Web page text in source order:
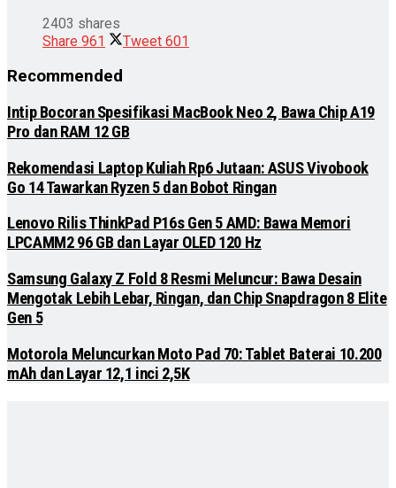
2403 shares
Share 961 Tweet 601
Recommended
Intip Bocoran Spesifikasi MacBook Neo 2, Bawa Chip A19
Pro dan RAM 12 GB
Rekomendasi Laptop Kuliah Rp6 Jutaan: ASUS Vivobook
Go 14 Tawarkan Ryzen 5 dan Bobot Ringan
Lenovo Rilis ThinkPad P16s Gen 5 AMD: Bawa Memori
LPCAMM2 96 GB dan Layar OLED 120 Hz
Samsung Galaxy Z Fold 8 Resmi Meluncur: Bawa Desain
Mengotak Lebih Lebar, Ringan, dan Chip Snapdragon 8 Elite
Gen 5
Motorola Meluncurkan Moto Pad 70: Tablet Baterai 10.200
mAh dan Layar 12,1 inci 2,5K